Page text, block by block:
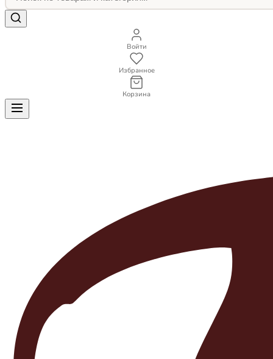
Войти
Избранное
Корзина